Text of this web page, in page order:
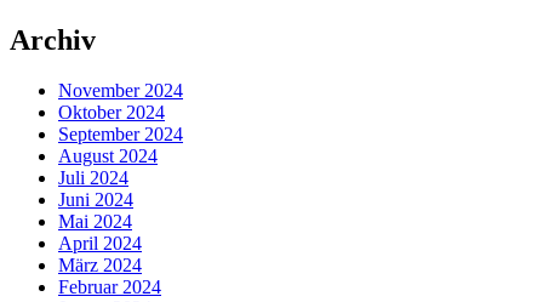
Archiv
November 2024
Oktober 2024
September 2024
August 2024
Juli 2024
Juni 2024
Mai 2024
April 2024
März 2024
Februar 2024